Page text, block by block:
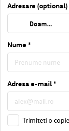
Adresare (optional)
Doamna
Nume *
Adresa e-mail *
Trimiteti o